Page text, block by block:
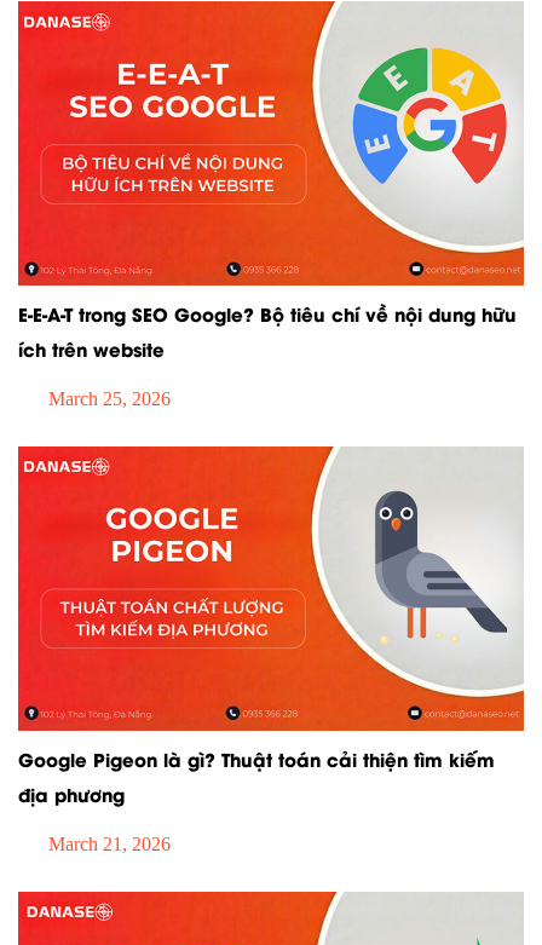
E-E-A-T trong SEO Google? Bộ tiêu chí về nội dung hữu
ích trên website
March 25, 2026
Google Pigeon là gì? Thuật toán cải thiện tìm kiếm
địa phương
March 21, 2026